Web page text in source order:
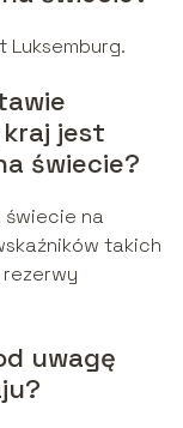
Luksemburg.
jest
świecie?
świecie na
takich
uwagę